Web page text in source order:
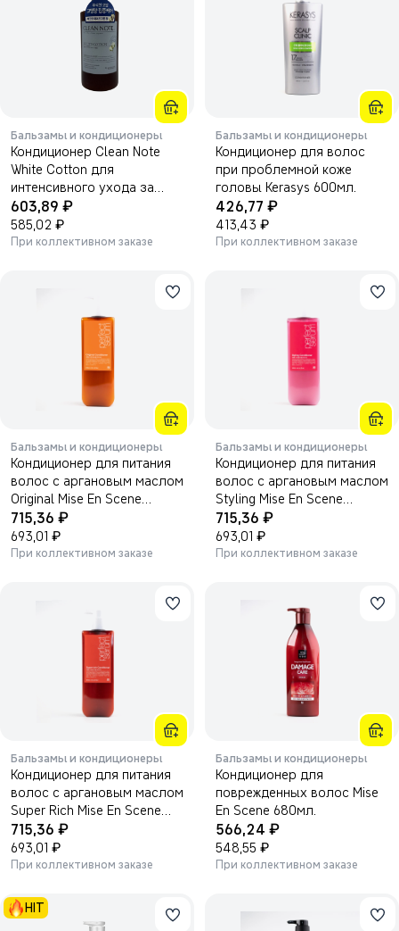
Бальзамы и кондиционеры
Кондиционер Clean Note
White Cotton для
интенсивного ухода за
волосами с ароматом
хлопка, 800 мл
603,89 ₽
585,02 ₽
При коллективном заказе
Бальзамы и кондиционеры
Кондиционер для волос
при проблемной коже
головы Kerasys 600мл.
426,77 ₽
413,43 ₽
При коллективном заказе
Бальзамы и кондиционеры
Кондиционер для питания
волос с аргановым маслом
Original Mise En Scene
680мл.
715,36 ₽
693,01 ₽
При коллективном заказе
Бальзамы и кондиционеры
Кондиционер для питания
волос с аргановым маслом
Styling Mise En Scene
680мл.
715,36 ₽
693,01 ₽
При коллективном заказе
Бальзамы и кондиционеры
Кондиционер для питания
волос с аргановым маслом
Super Rich Mise En Scene
680мл.
715,36 ₽
693,01 ₽
При коллективном заказе
Бальзамы и кондиционеры
Кондиционер для
поврежденных волос Mise
En Scene 680мл.
566,24 ₽
548,55 ₽
При коллективном заказе
HIT